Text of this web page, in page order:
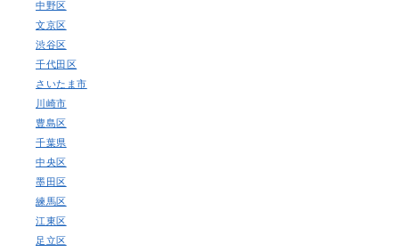
中野区
文京区
渋谷区
千代田区
さいたま市
川崎市
豊島区
千葉県
中央区
墨田区
練馬区
江東区
足立区